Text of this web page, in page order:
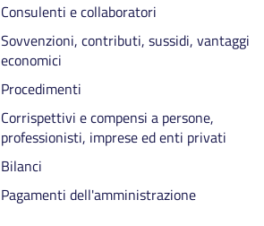
Componenti degli Organi
Componenti degli Organi cessato incarico
Telefono e posta elettronica
Consulenti e collaboratori
Sovvenzioni, contributi, sussidi, vantaggi
economici
Procedimenti
Corrispettivi e compensi a persone,
professionisti, imprese ed enti privati
Bilanci
Bilancio preventivo e consuntivo
Pagamenti dell'amministrazione